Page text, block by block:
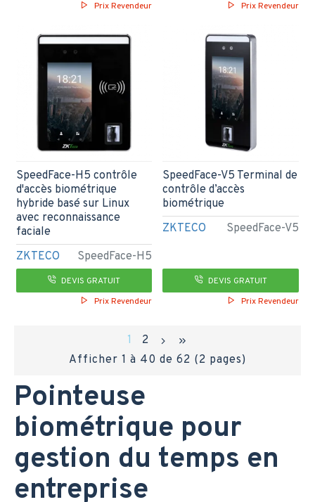
Pointeuse
biométrique pour
gestion du temps en
entreprise
Prix Revendeur
Prix Revendeur
ZKTECO SpeedFace-H5
SpeedFace-H5 contrôle
d'accès biométrique
hybride basé sur Linux
avec reconnaissance
faciale
DEVIS GRATUIT
Prix Revendeur
ZKTECO SpeedFace-V5
SpeedFace-V5 Terminal de
contrôle d’accès
biométrique
DEVIS GRATUIT
Prix Revendeur
1
2
Afficher 1 à 40 de 62 (2 pages)